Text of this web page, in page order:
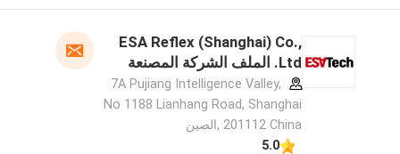
ESA Reflex (Shanghai) Co.,
Ltd. الملف الشركة المصنعة
7A Pujiang Intelligence Valley,
No 1188 Lianhang Road, Shanghai
201112 China ,الصين
5.0